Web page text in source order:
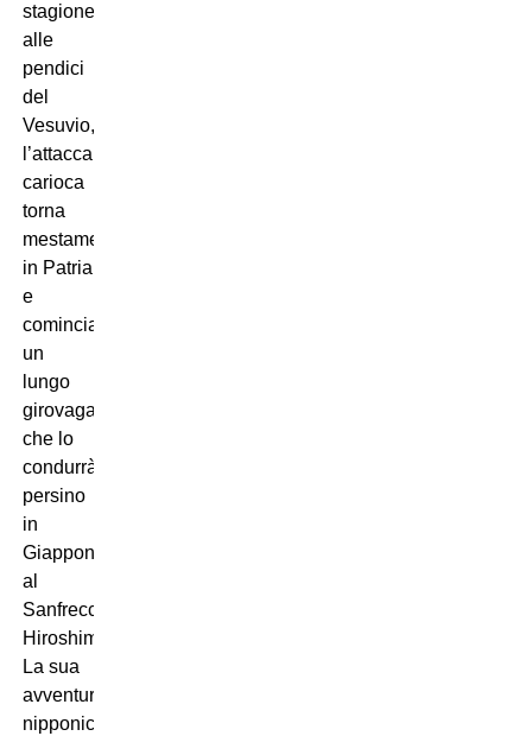
stagione
alle
pendici
del
Vesuvio,
l’attaccante
carioca
torna
mestamente
in Patria
e
comincia
un
lungo
girovagare
che lo
condurrà
persino
in
Giappone
al
Sanfrecce
Hiroshima.
La sua
avventura
nipponica